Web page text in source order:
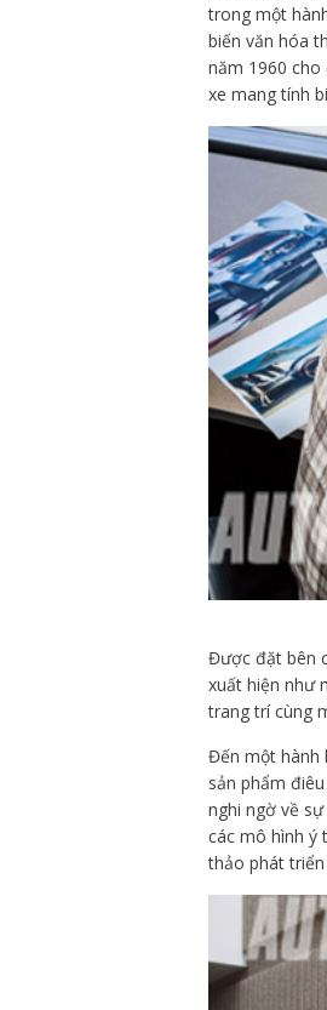
trong một
biến văn hóa
năm 1960 cho
xe mang tính
Được đặt bên
xuất hiện như
trang trí cùng
Đến một hành
sản phẩm
nghi ngờ về
các mô hình ý
thảo phát